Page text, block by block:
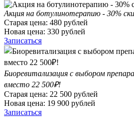
Акция на ботулинотерапию - 30%
Старая цена: 480 рублей
Новая цена: 330 рублей
Записаться
Биоревитализация с выбором
вместо 22 500₽!
Старая цена: 22 500 рублей
Новая цена: 19 900 рублей
Записаться